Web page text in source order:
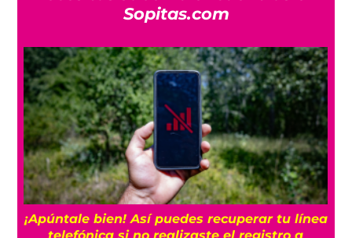
Sopitas.com
¡Apúntale bien! Así puedes recuperar tu línea